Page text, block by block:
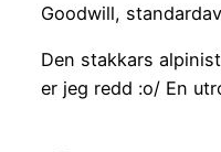
Goodwill,
Den stakkars
er jeg redd :o/ En